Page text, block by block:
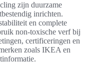
zijn duurzame
inrichten.
en complete
non-toxische verf bij
certificeringen en
zoals IKEA en